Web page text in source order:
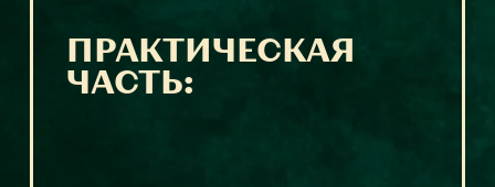
ПРАКТИЧЕСКАЯ
ЧАСТЬ: